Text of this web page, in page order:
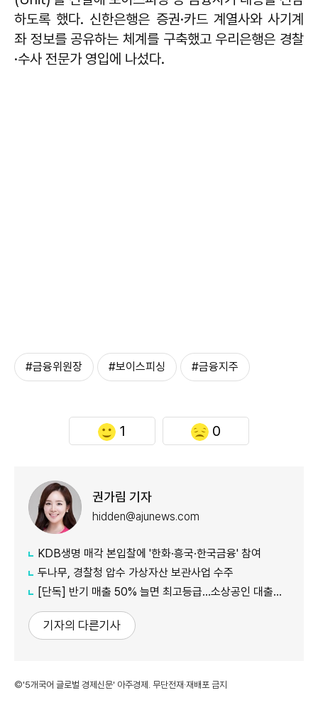
하도록 했다. 신한은행은 증권·카드 계열사와 사기계
좌 정보를 공유하는 체계를 구축했고 우리은행은 경찰
·수사 전문가 영입에 나섰다.
#금융위원장 #보이스피싱 #금융지주
1 0
권가림 기자
hidden@ajunews.com
KDB생명 매각 본입찰에 '한화·흥국·한국금융' 참여
두나무, 경찰청 압수 가상자산 보관사업 수주
[단독] 반기 매출 50% 늘면 최고등급…소상공인 대출에 성장성 반영
기자의 다른기사
©'5개국어 글로벌 경제신문' 아주경제. 무단전재·재배포 금지